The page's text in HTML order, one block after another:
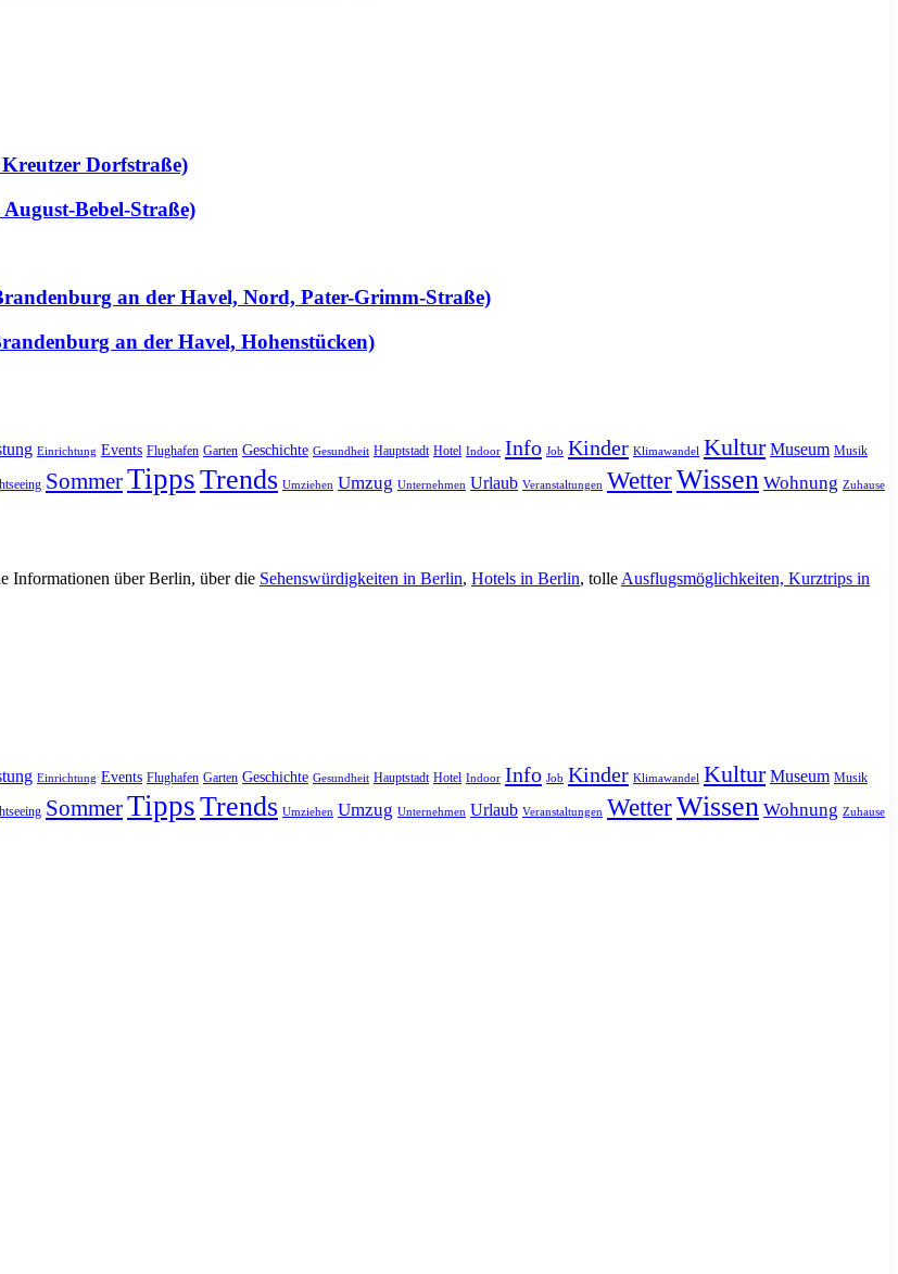
Dorfstraße)
Bebel-Straße)
an der Havel, Nord, Pater-Grimm-Straße)
an der Havel, Hohenstücken)
Einrichtung Events Flughafen Garten Geschichte Gesundheit Hauptstadt Hotel Indoor Info Job Kinder Klimawandel Kultur Museum Musik
SommerTippsTrends Umziehen Umzug Unternehmen Urlaub Veranstaltungen WetterWissen Wohnung Zuhause
Informationen über Berlin, über die Sehenswürdigkeiten in Berlin, Hotels in Berlin, tolle Ausflugsmöglichkeiten, Kurztrips in
Einrichtung Events Flughafen Garten Geschichte Gesundheit Hauptstadt Hotel Indoor Info Job Kinder Klimawandel Kultur Museum Musik
SommerTippsTrends Umziehen Umzug Unternehmen Urlaub Veranstaltungen WetterWissen Wohnung Zuhause